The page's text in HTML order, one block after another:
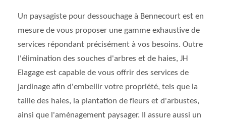
Un paysagiste pour dessouchage à Bennecourt est en
mesure de vous proposer une gamme exhaustive de
services répondant précisément à vos besoins. Outre
l'élimination des souches d'arbres et de haies, JH
Elagage est capable de vous offrir des services de
jardinage afin d'embellir votre propriété, tels que la
taille des haies, la plantation de fleurs et d'arbustes,
ainsi que l'aménagement paysager. Il assure aussi un